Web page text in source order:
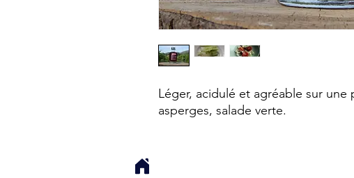
Léger, acidulé et agréable sur une
asperges, salade verte.